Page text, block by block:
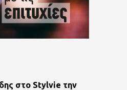
στο Stylvie την